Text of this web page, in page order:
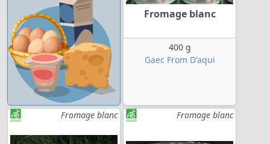
Fromage blanc
400 g
Gaec From D'aqui
Fromage blanc Fromage blanc